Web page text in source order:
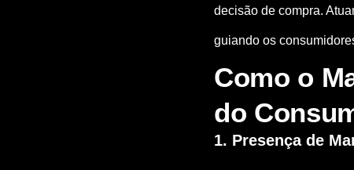
decisão de compra.
guiando os
Como o
do
1. Presença de